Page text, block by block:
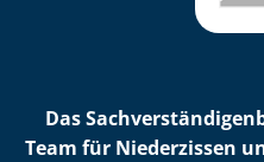
Das
Team für Niederzissen